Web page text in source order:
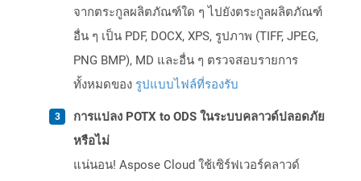
จากตระกูลผลิตภัณฑ์ใด ๆ ไปยังตระกูลผลิตภัณฑ์
อื่น ๆ เป็น PDF, DOCX, XPS, รูปภาพ (TIFF, JPEG,
PNG BMP), MD และอื่น ๆ ตรวจสอบรายการ
ทั้งหมดของ รูปแบบไฟล์ที่รองรับ
การแปลง POTX to ODS ในระบบคลาวด์ปลอดภัย
หรือไม่
แน่นอน! Aspose Cloud ใช้เซิร์ฟเวอร์คลาวด์